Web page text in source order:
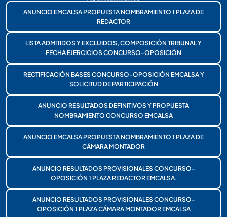
ANUNCIO EMCALSA PROPUESTA NOMBRAMIENTO 1 PLAZA DE
REDACTOR
LISTA ADMITIDOS Y EXCLUIDOS, COMPOSICIÓN TRIBUNAL Y
FECHA EJERCICIOS CONCURSO-OPOSICIÓN
RECTIFICACIÓN BASES CONCURSO-OPOSICIÓN EMCALSA Y
SOLICITUD DE PARTICIPACIÓN
ANUNCIO RESULTADOS DEFINITIVOS Y PROPUESTA
NOMBRAMIENTO CONCURSO EMCALSA
ANUNCIO EMCALSA PROPUESTA NOMBRAMIENTO 1 PLAZA DE
CÁMARA MONTADOR
ANUNCIO RESULTADOS PROVISIONALES CONCURSO-
OPOSICIÓN 1 PLAZA REDACTOR EMCALSA.
ANUNCIO RESULTADOS PROVISIONALES CONCURSO-
OPOSICIÓN 1 PLAZA CÁMARA MONTADOR EMCALSA